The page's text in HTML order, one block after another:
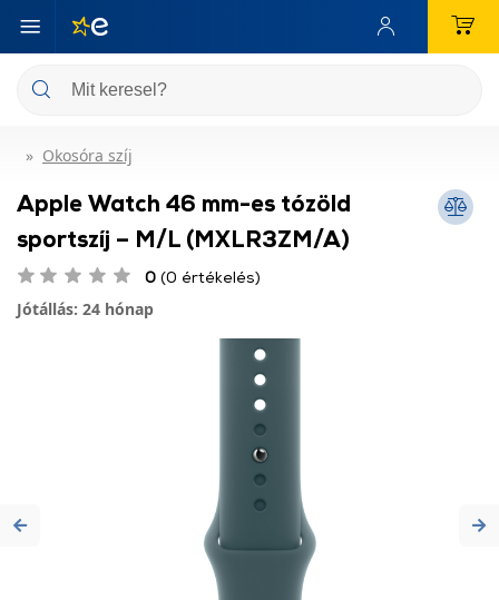
Okosóra szíj
Apple Watch 46 mm-es tózöld
sportszíj – M/L (MXLR3ZM/A)
0 (0 értékelés)
Jótállás: 24 hónap
Previous